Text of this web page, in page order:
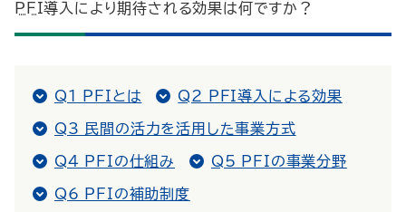
PFI導入により期待される効果は何ですか？
Q1 PFIとは Q2 PFI導入による効果
Q3 民間の活力を活用した事業方式
Q4 PFIの仕組み Q5 PFIの事業分野
Q6 PFIの補助制度